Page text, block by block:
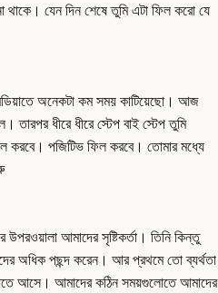
যেন দিন শেষে তুমি এটা ফিল করো যে
অনেকটা কম সময় কাটিয়েছো। আজ
তারপর ধীরে ধীরে স্টেপ বাই স্টেপ তুমি
করবে। পজিটিভ ফিল করবে। তোমার মধ্যে
আমাদের সৃষ্টিকর্তা। তিনি কিন্তু
অধিক পছন্দ করেন। আর প্রথমে তো ব্যর্থতা
আসে। আমাদের কঠিন সময়গুলোতে আমাদের